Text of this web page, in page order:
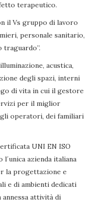
terapeutico.
il Vs gruppo di lavoro
personale sanitario,
acustica,
degli spazi, interni
di vita in cui il gestore
per il miglior
operatori, dei familiari
UNI EN ISO
l´unica azienda italiana
la progettazione e
e di ambienti dedicati
attività di